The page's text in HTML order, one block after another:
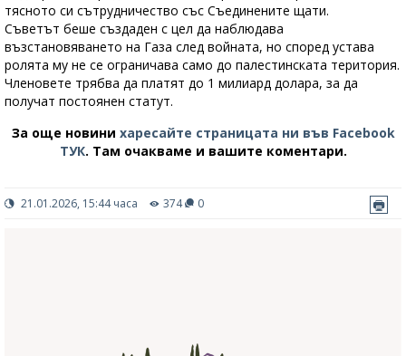
тясното си сътрудничество със Съединените щати.
Съветът беше създаден с цел да наблюдава
възстановяването на Газа след войната, но според устава
ролята му не се ограничава само до палестинската територия.
Членовете трябва да платят до 1 милиард долара, за да
получат постоянен статут.
За още новини харесайте страницата ни във Facebook
ТУК. Там очакваме и вашите коментари.
21.01.2026, 15:44 часа 374 0